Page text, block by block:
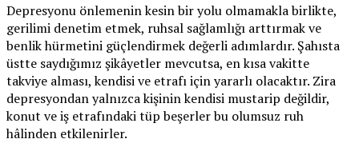
Depresyonu önlemenin kesin bir yolu olmamakla birlikte,
gerilimi denetim etmek, ruhsal sağlamlığı arttırmak ve
benlik hürmetini güçlendirmek değerli adımlardır. Şahısta
üstte saydığımız şikâyetler mevcutsa, en kısa vakitte
takviye alması, kendisi ve etrafı için yararlı olacaktır. Zira
depresyondan yalnızca kişinin kendisi mustarip değildir,
konut ve iş etrafındaki tüp beşerler bu olumsuz ruh
hâlinden etkilenirler.